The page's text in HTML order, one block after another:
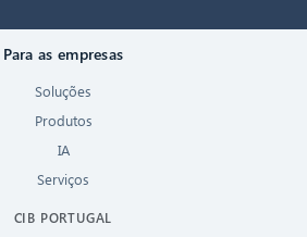
Para as empresas
Soluções
Produtos
IA
Serviços
CIB PORTUGAL